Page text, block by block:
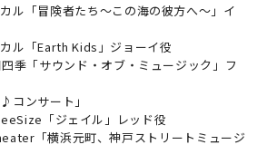
ル「冒険者たち〜この海の彼方へ〜」イ
ル「Earth Kids」ジョーイ役
季「サウンド・オブ・ミュージック」フ
ンサート」
「ジェイル」レッド役
「横浜元町、神戸ストリートミュージ